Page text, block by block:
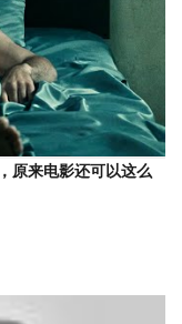
原来电影还可以这么